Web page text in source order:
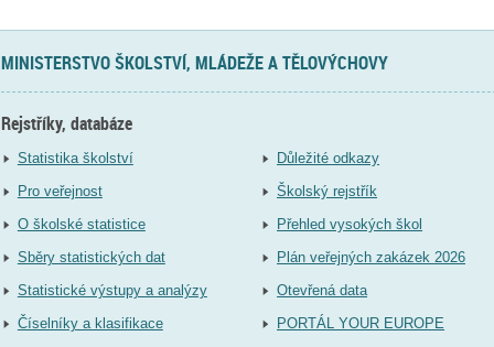
MINISTERSTVO ŠKOLSTVÍ, MLÁDEŽE A TĚLOVÝCHOVY
Rejstříky, databáze
Statistika školství
Pro veřejnost
O školské statistice
Sběry statistických dat
Statistické výstupy a analýzy
Číselníky a klasifikace
Důležité odkazy
Školský rejstřík
Přehled vysokých škol
Plán veřejných zakázek 2026
Otevřená data
PORTÁL YOUR EUROPE